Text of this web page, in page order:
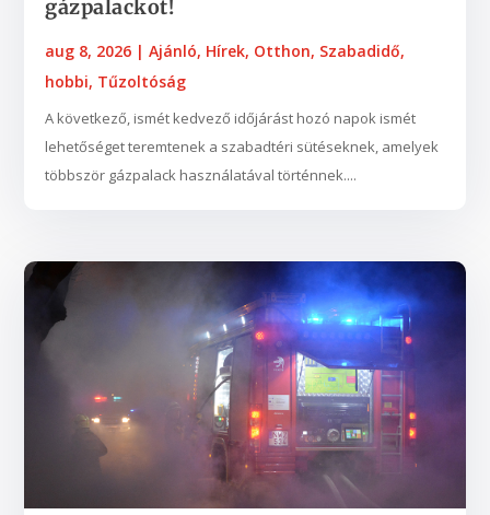
gázpalackot!
aug 8, 2026 |Ajánló, Hírek, Otthon, Szabadidő,
hobbi, Tűzoltóság
A következő, ismét kedvező időjárást hozó napok ismét
lehetőséget teremtenek a szabadtéri sütéseknek, amelyek
többször gázpalack használatával történnek....